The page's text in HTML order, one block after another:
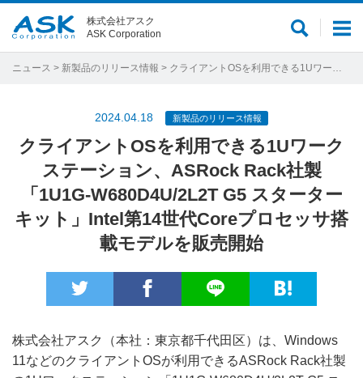
メ
ュ
サ
ト
株式会社アスク
ASK Corporation
ニュース > 新製品のリリース情報 > クライアントOSを利用できる1Uワークステーション、ASRock Rack社製「1U1G-W680D4U/2L2T G5 スターターキット」Intel第14世代Coreプロセッサ搭載モデルを販売開始
2024.04.18 新製品のリリース情報
クライアントOSを利用できる1Uワーク
ステーション、ASRock Rack社製
「1U1G-W680D4U/2L2T G5 スターター
キット」Intel第14世代Coreプロセッサ搭
載モデルを販売開始
株式会社アスク（本社：東京都千代田区）は、Windows
11などのクライアントOSが利用できるASRock Rack社製